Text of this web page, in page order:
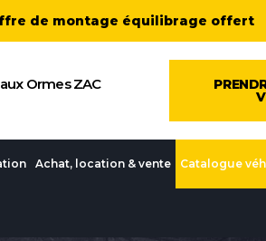
de montage équilibrage offert
Ormes ZAC
Achat, location & vente Catalogue